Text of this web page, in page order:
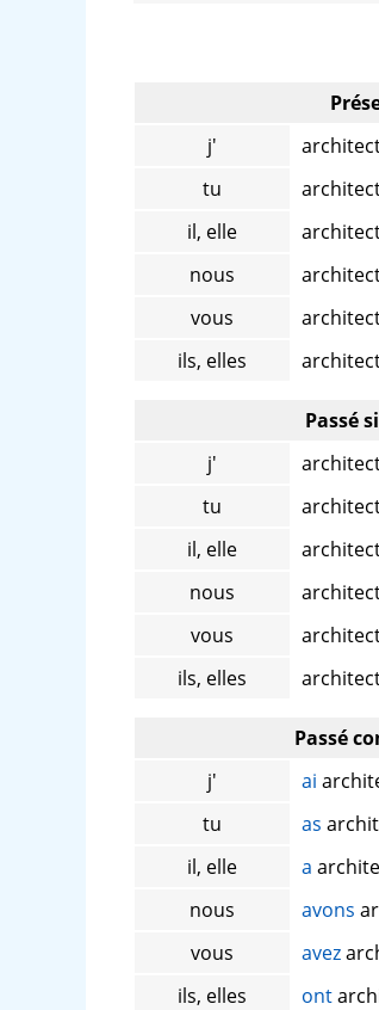
j'
tu
il, elle
nous
vous
ils, elles
Passé
j'
tu
il, elle
nous
vous
ils, elles
Passé
j'
ai
tu
as
il, elle
a
nous
avons
vous
avez
ils, elles
ont